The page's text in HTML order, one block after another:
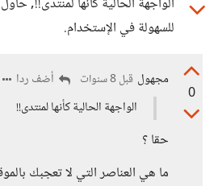
للسهولة في الإستخدام.
0
مجهول قبل 8 سنوات
أضف ردا
الواجهة الحالية كأنها لمنتدى!!
حقا ؟
ما هي العناصر التي لا تعجبك